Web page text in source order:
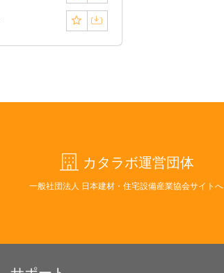
カタラボ運営団体
一般社団法人 日本建材・住宅設備産業協会サイトへ